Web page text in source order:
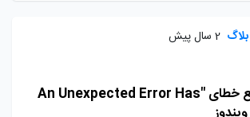
2 سال پیش
5 روش برای رفع خطای "An Unexpected Error Has